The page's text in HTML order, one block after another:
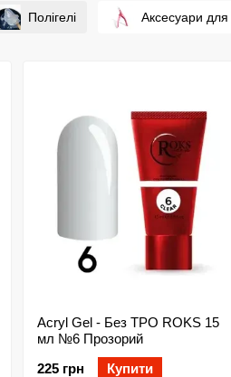
Полігелі Аксесуари
Acryl Gel - Без ТРО ROKS 15
мл №6 Прозорий
225 грн
Купити